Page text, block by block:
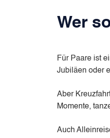
Wer
Für Paare ist
Jubiläen oder
Aber
Momente,
Auch